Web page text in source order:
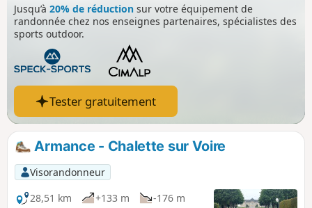
Jusqu’à 20% de réduction sur votre équipement de
randonnée chez nos enseignes partenaires, spécialistes des
sports outdoor.
Tester gratuitement
Armance - Chalette sur Voire
Visorandonneur
28,51 km
+133 m
-176 m